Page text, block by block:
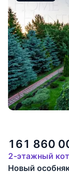
161 860
2-этажный
Новый